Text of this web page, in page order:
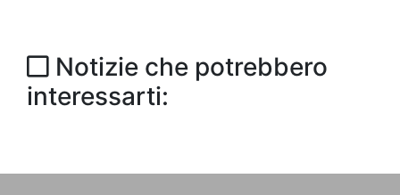
Notizie che potrebbero
interessarti: